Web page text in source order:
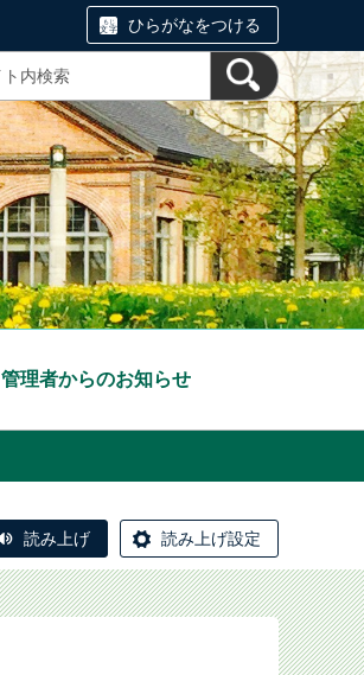
ひらがなをつける
管理者からのお知らせ
読み上げ 読み上げ設定